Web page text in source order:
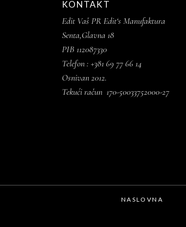
KONTAKT
Edit Vaš PR Edit‘s Manufaktura
Senta,Glavna 18
PIB 112087330
Telefon : +381 69 77 66 14
Osnivan 2012.
Tekući račun 170-50033752000-27
NASLOVNA